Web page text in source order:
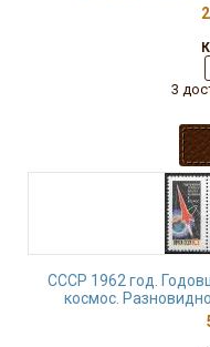
3
СССР 1962 год.
космос.